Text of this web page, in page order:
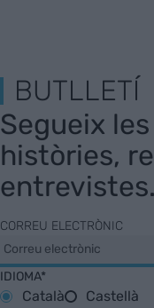
BUTLLETÍ
Segueix
històries,
entrevistes.
CORREU ELECTRÒNIC
IDIOMA*
Català
Castellà